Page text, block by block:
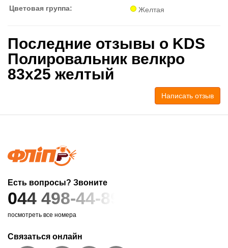
Цветовая группа:
Желтая
Последние отзывы о KDS
Полировальник велкро
83x25 желтый
Написать отзыв
Есть вопросы? Звоните
044 498-44-89
посмотреть все номера
Связаться онлайн